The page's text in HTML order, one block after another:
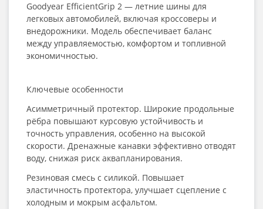
Goodyear EfficientGrip 2 — летние шины для
легковых автомобилей, включая кроссоверы и
внедорожники. Модель обеспечивает баланс
между управляемостью, комфортом и топливной
экономичностью.
Ключевые особенности
Асимметричный протектор. Широкие продольные
рёбра повышают курсовую устойчивость и
точность управления, особенно на высокой
скорости. Дренажные канавки эффективно отводят
воду, снижая риск аквапланирования.
Резиновая смесь с силикой. Повышает
эластичность протектора, улучшает сцепление с
холодным и мокрым асфальтом.